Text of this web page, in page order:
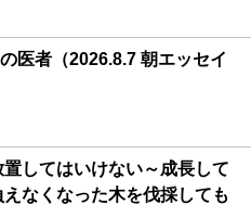
医者（2026.8.7 朝エッセイ
置してはいけない～成長して
えなくなった木を伐採しても